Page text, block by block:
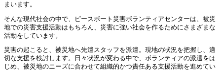
まいます。
そんな現代社会の中で、ピースボート災害ボランティアセンターは、被災
地での災害支援活動はもちろん、災害に強い社会を作るためにさまざまな
活動をしています。
災害の起こると、被災地へ先遣スタッフを派遣。現地の状況を把握し、適
切な支援を検討します。日々状況が変わる中で、ボランティアの派遣をは
じめ、被災地のニーズに合わせて組織的かつ責任ある支援活動を進めてい